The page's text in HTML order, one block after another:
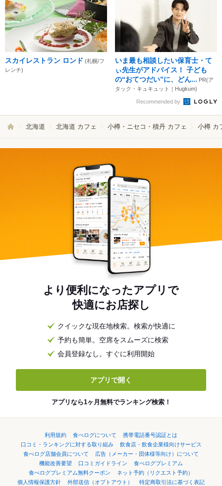
スカイレストラン ロンド (札幌/フ
レンチ)
いま最も相談したい保育士・て
ぃ先生がアドバイス！ 子ども
の“おてつだい”に、どん... PR(ア
タック・キュキュット｜Hugkum)
Recommended by
北海道 北海道 カフェ 小樽・ニセコ・積丹 カフェ 小樽 カ
より便利になったアプリで
快適にお店探し
クイックな現在地検索。検索が快適に
予約も簡単。空席をスムーズに検索
会員登録なし。すぐに利用開始
アプリで開く
アプリなら1ヶ月無料でランキング検索！
利用規約 食べログについて
携帯電話番号認証とは
口コミ・ランキングに対する取り組み
飲食店・飲食企業様向けサービス
食べログ店舗会員について
広告（メーカー・団体様等向け）について
機能改善要望
口コミガイドライン
食べログプレミアム
食べログプレミアム無料クーポン
ネット予約（リクエスト予約）
個人情報保護方針
外部送信（オプトアウト）
特定商取引法に基づく表記